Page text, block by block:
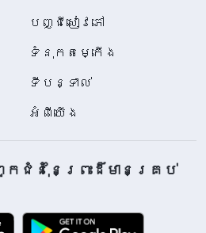
បញ្ជីសៀវភៅ
ទំនុកតម្កើង
ទីបន្ទាល់
អំពីយើង
ជំនុំនៃព្រះដ៏មានគ្រប់